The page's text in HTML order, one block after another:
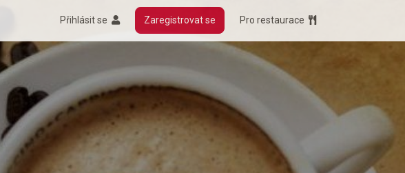
Přihlásit se Zaregistrovat se Pro restaurace